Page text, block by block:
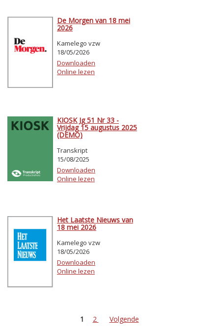
De Morgen van 18 mei
2026
Kamelego vzw
18/05/2026
Downloaden
Online lezen
KIOSK Jg 51 Nr 33 -
Vrijdag 15 augustus 2025
(DEMO)
Transkript
15/08/2025
Downloaden
Online lezen
Het Laatste Nieuws van
18 mei 2026
Kamelego vzw
18/05/2026
Downloaden
Online lezen
1 2 Volgende